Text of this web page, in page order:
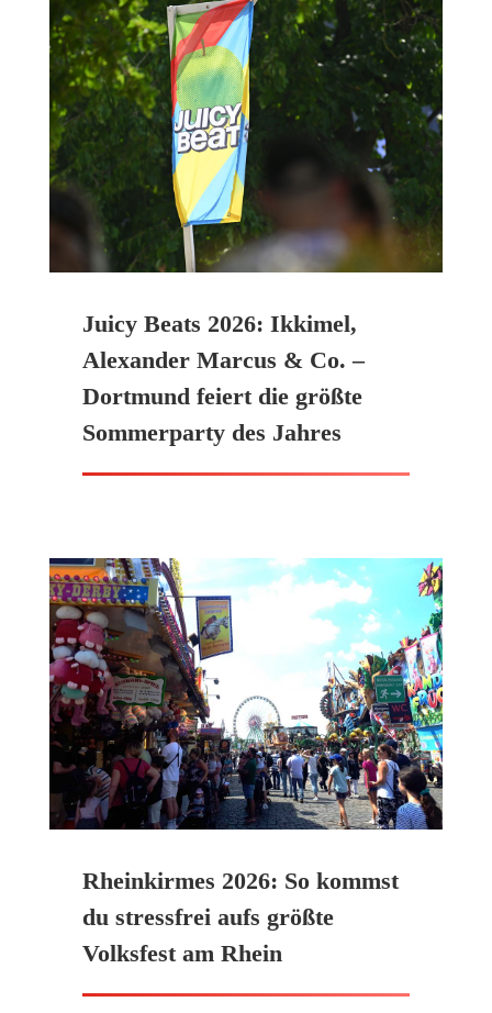
Juicy Beats 2026: Ikkimel,
Alexander Marcus & Co. –
Dortmund feiert die größte
Sommerparty des Jahres
Rheinkirmes 2026: So kommst
du stressfrei aufs größte
Volksfest am Rhein